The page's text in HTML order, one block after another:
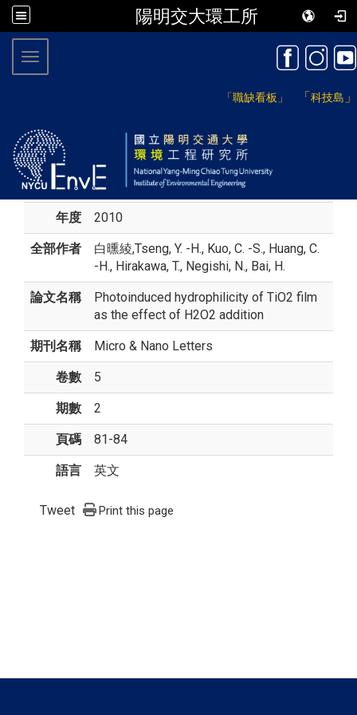
陽明交大環工所
「職缺看板」 「科技島 」
Toggle navigation
年度 2010
全部作者 白曛綾,Tseng, Y. -H., Kuo, C. -S., Huang, C.
-H., Hirakawa, T., Negishi, N., Bai, H.
論文名稱
Photoinduced hydrophilicity of TiO2 film
as the effect of H2O2 addition
期刊名稱 Micro & Nano Letters
卷數 5
期數 2
頁碼 81-84
語言 英文
Tweet Print this page